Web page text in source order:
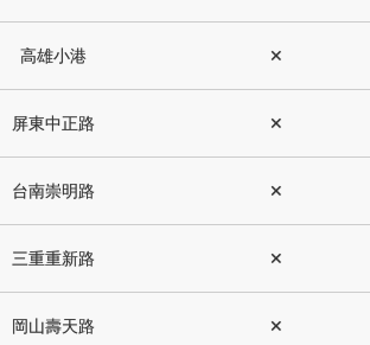
高雄小港 ✕
屏東中正路 ✕
台南崇明路 ✕
三重重新路 ✕
岡山壽天路 ✕